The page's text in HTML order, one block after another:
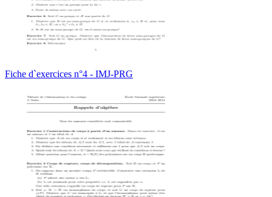
Fiche d`exercices n°4 - IMJ-PRG